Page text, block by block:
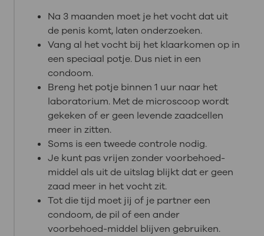
Na 3 maanden moet je het vocht dat uit
de penis komt, laten onderzoeken.
Vang al het vocht bij het klaarkomen op in
een speciaal potje. Dus niet in een
condoom.
Breng het potje binnen 1 uur naar het
laboratorium. Met de microscoop wordt
gekeken of er geen levende zaadcellen
meer in zitten.
Soms is een tweede controle nodig.
Je kunt pas vrijen zonder voorbehoed-
middel als uit de uitslag blijkt dat er geen
zaad meer in het vocht zit.
Tot die tijd moet jij of je partner een
condoom, de pil of een ander
voorbehoed-middel blijven gebruiken.